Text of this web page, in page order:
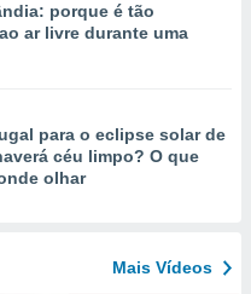
porque é tão
ar livre durante uma
para o eclipse solar de
céu limpo? O que
olhar
Mais Vídeos